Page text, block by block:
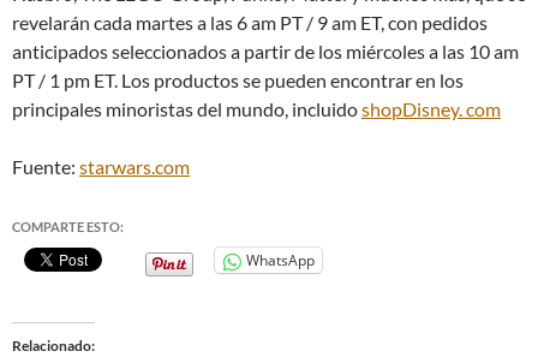
revelarán cada martes a las 6 am PT / 9 am ET, con pedidos
anticipados seleccionados a partir de los miércoles a las 10 am
PT / 1 pm ET. Los productos se pueden encontrar en los
principales minoristas del mundo, incluidoshopDisney.com
Fuente: starwars.com
COMPARTE ESTO:
WhatsApp
Relacionado